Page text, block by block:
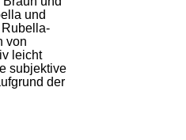
und
Rubella-
von
leicht
subjektive
der